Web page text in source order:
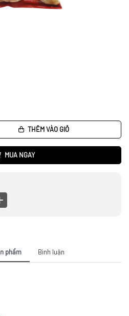
THÊM VÀO GIỎ
MUA NGAY
phẩm Bình luận